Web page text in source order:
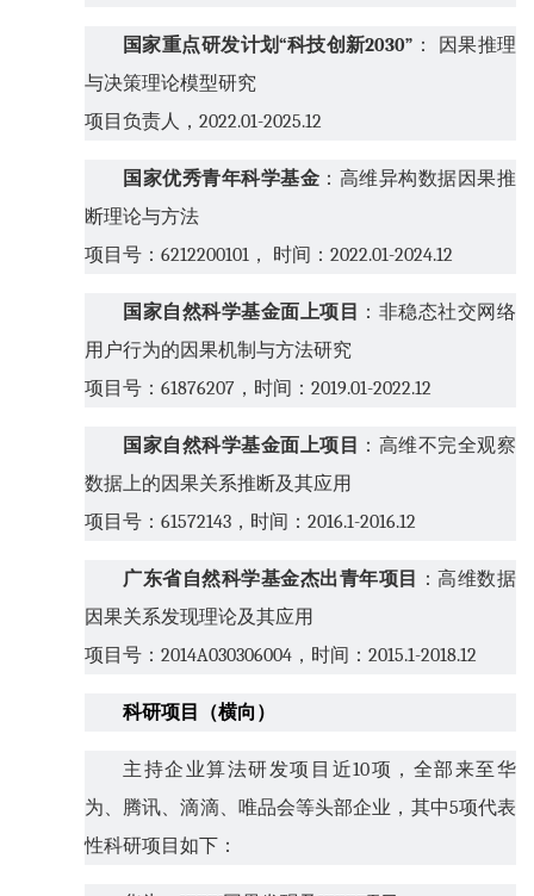
国家重点研发计划“科技创新2030” ：
因果推理
与决策理论模型研究
项目负责人， 2022.01-2025.12
国家优秀青年科学基金 ：高维异构数据因果推
断理论与方法
项目号： 6212200101 ， 时间： 2022.01-2024.12
国家自然科学基金面上项目
：非稳态社交网络
用户行为的因果机制与方法研究
项目号： 61876207 ，时间： 2019.01-2022.12
国家自然科学基金面上项目
：高维不完全观察
数据上的因果关系推断及其应用
项目号： 61572143 ，时间： 2016.1-2016.12
广东省自然科学基金杰出青年项目
：高维数据
因果关系发现理论及其应用
项目号： 2014A030306004 ，时间： 2015.1-2018.12
科研项目（横向）
主持企业算法研发项目近10项，全部来至华
为、腾讯、滴滴、唯品会等头部企业，其中5项代表
性科研项目如下：